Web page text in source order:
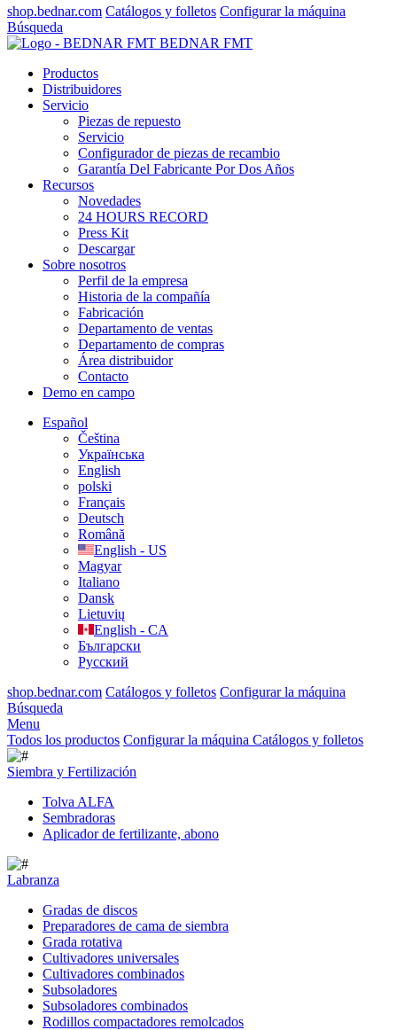
shop.bednar.com Catálogos y folletos Configurar la máquina
Búsqueda
BEDNAR FMT
Productos
Distribuidores
Servicio
Piezas de repuesto
Servicio
Configurador de piezas de recambio
Garantía Del Fabricante Por Dos Años
Recursos
Novedades
24 HOURS RECORD
Press Kit
Descargar
Sobre nosotros
Perfil de la empresa
Historia de la compañía
Fabricación
Departamento de ventas
Departamento de compras
Área distribuidor
Contacto
Demo en campo
Español
Čeština
Українська
English
polski
Français
Deutsch
Română
English - US
Magyar
Italiano
Dansk
Lietuvių
English - CA
Български
Русский
shop.bednar.com Catálogos y folletos Configurar la máquina
Búsqueda
Menu
Todos los productos Configurar la máquina Catálogos y folletos
Siembra y Fertilización
Tolva ALFA
Sembradoras
Aplicador de fertilizante, abono
Labranza
Gradas de discos
Preparadores de cama de siembra
Grada rotativa
Cultivadores universales
Cultivadores combinados
Subsoladores
Subsoladores combinados
Rodillos compactadores remolcados